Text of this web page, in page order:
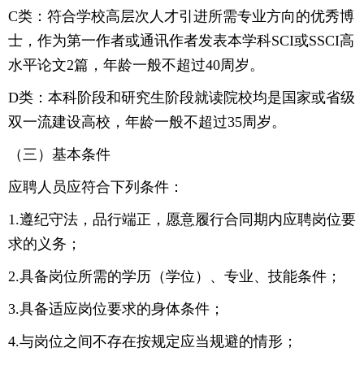
C类：符合学校高层次人才引进所需专业方向的优秀博
士，作为第一作者或通讯作者发表本学科SCI或SSCI高
水平论文2篇，年龄一般不超过40周岁。
D类：本科阶段和研究生阶段就读院校均是国家或省级
双一流建设高校，年龄一般不超过35周岁。
（三）基本条件
应聘人员应符合下列条件：
1.遵纪守法，品行端正，愿意履行合同期内应聘岗位要
求的义务；
2.具备岗位所需的学历（学位）、专业、技能条件；
3.具备适应岗位要求的身体条件；
4.与岗位之间不存在按规定应当规避的情形；